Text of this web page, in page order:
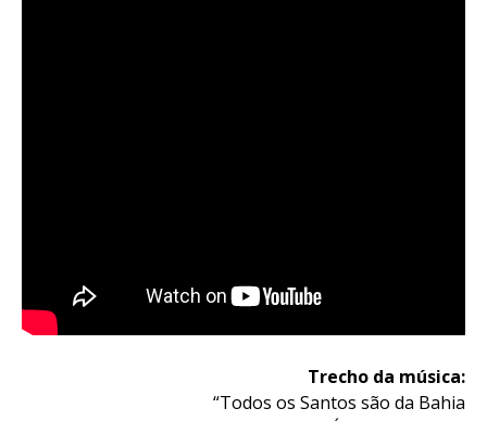
Trecho da música:
“Todos os Santos são da Bahia